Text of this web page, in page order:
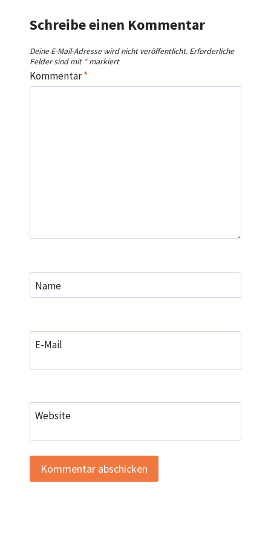
Schreibe einen Kommentar
Deine E-Mail-Adresse wird nicht veröffentlicht. Erforderliche
Felder sind mit *markiert
Kommentar*
Name
E-Mail
Website